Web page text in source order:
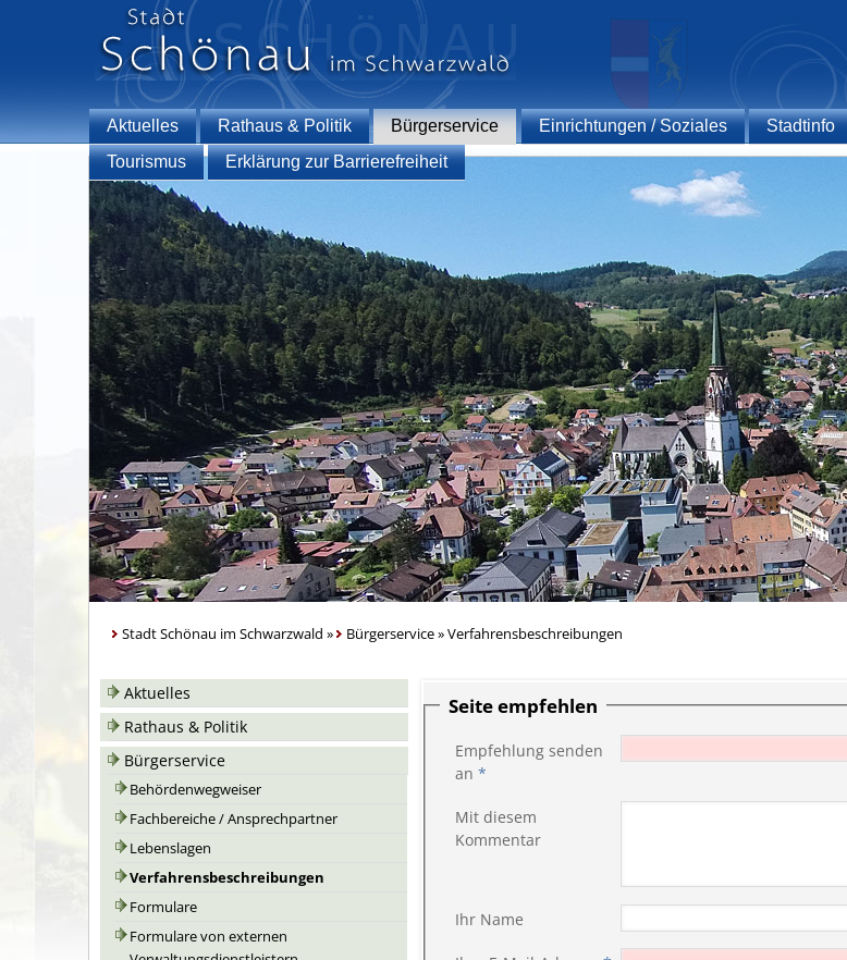
Aktuelles Rathaus & Politik Bürgerservice Einrichtungen / Soziales Stadtinfo
Tourismus
Erklärung zur Barrierefreiheit
Stadt Schönau im Schwarzwald » Bürgerservice»Verfahrensbeschreibungen
Aktuelles
Rathaus & Politik
Bürgerservice
Behördenwegweiser
Fachbereiche / Ansprechpartner
Lebenslagen
Verfahrensbeschreibungen
Formulare
Formulare von externen
Seite empfehlen
Empfehlung senden
an *
Mit diesem
Kommentar
Ihr Name